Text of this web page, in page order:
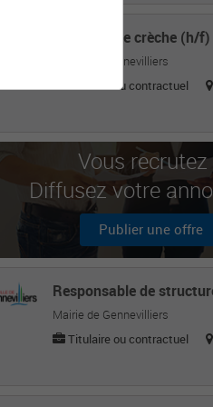
Directeur de crèche (h/f)
Mairie de Gennevilliers
Titulaire ou contractuel
Vous recrutez
Diffusez votre
Publier une offre
Responsable de
Mairie de Gennevilliers
Titulaire ou contractuel